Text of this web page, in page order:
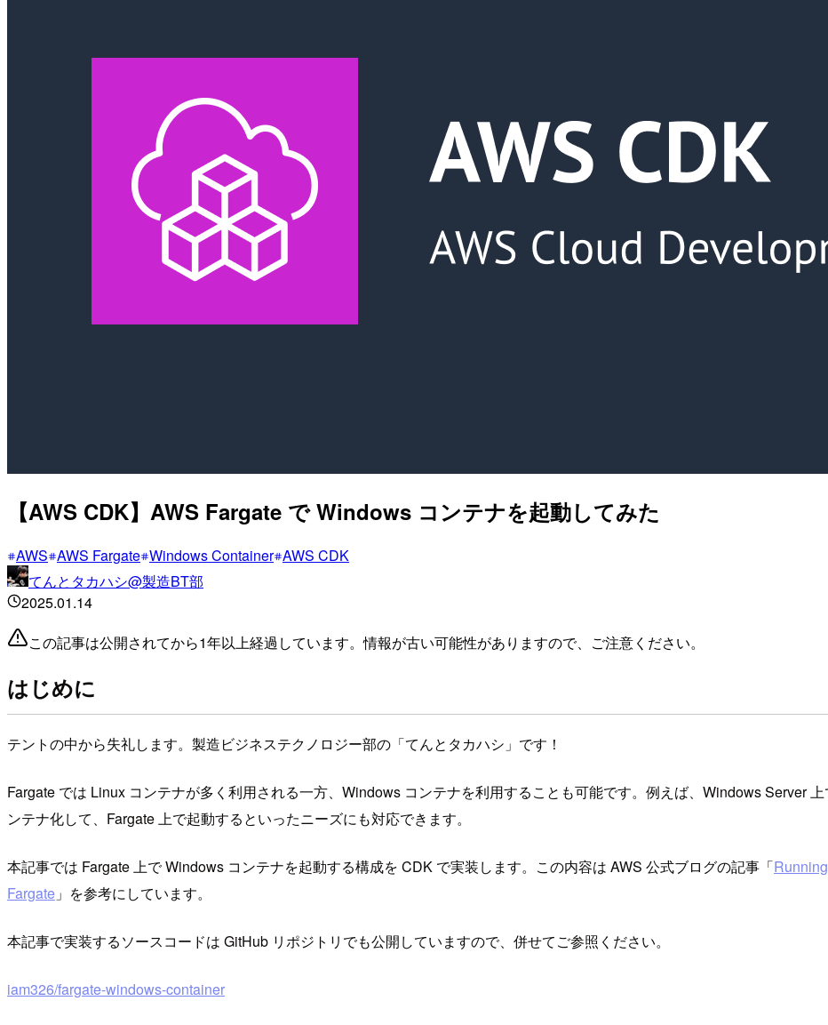
【AWS CDK】AWS Fargate で Windows コンテナを起動してみた
AWS AWS Fargate Windows Container AWS CDK
てんとタカハシ@製造BT部
2025.01.14
この記事は公開されてから1年以上経過しています。情報が古い可能性がありますので、ご注意ください。
はじめに
テントの中から失礼します。製造ビジネステクノロジー部の「てんとタカハシ」です！
Fargate では Linux コンテナが多く利用される一方、Windows コンテナを利用することも可能です。例えば、Windows Server
ンテナ化して、Fargate 上で起動するといったニーズにも対応できます。
本記事では Fargate 上で Windows コンテナを起動する構成を CDK で実装します。この内容は AWS 公式ブログの記事「
Fargate 」を参考にしています。
本記事で実装するソースコードは GitHub リポジトリでも公開していますので、併せてご参照ください。
iam326/fargate-windows-container